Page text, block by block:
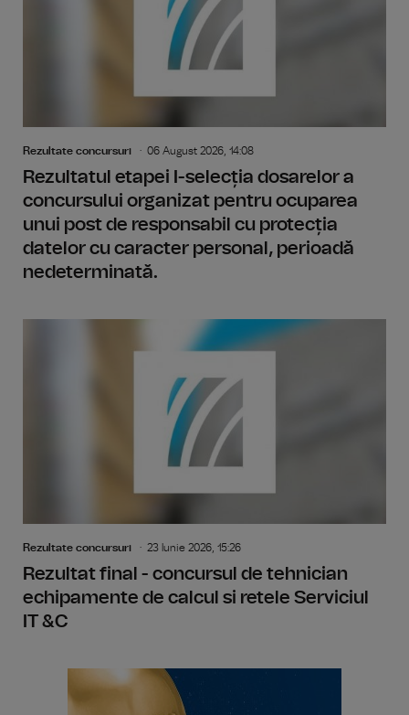
Rezultate concursuri 06 August 2026, 14:08
Rezultatul etapei I-selecția dosarelor a
concursului organizat pentru ocuparea
unui post de responsabil cu protecția
datelor cu caracter personal, perioadă
nedeterminată.
Rezultate concursuri 23 Iunie 2026, 15:26
Rezultat final - concursul de tehnician
echipamente de calcul si retele Serviciul
IT &C